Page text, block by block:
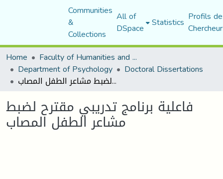
Communities
&
Collections
All of
DSpace Statistics Profils
Home
Faculty of Humanities and Social Sciences
Department of Psychology Doctoral Dissertations
فاعلية برنامج تدريبي مقترح لضبط مشاعر الطفل المصاب
فاعلية برنامج تدريبي مقترح لضبط
مشاعر الطفل المصاب